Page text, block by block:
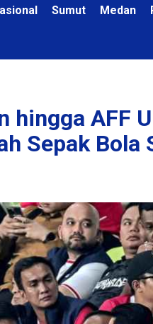
Sumut Medan
hingga AFF
Sepak Bola